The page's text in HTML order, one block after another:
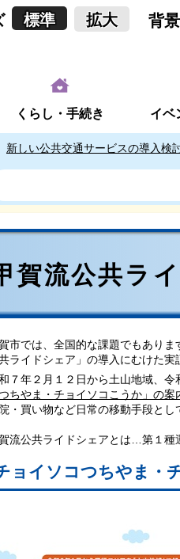
標準 拡大 背
くらし・手続き イベ
新しい公共交通サービスの導入検
賀流公共ラ
市では、全国的な課題でもありま
共ライドシェア」の導入にむけた実
７年２月１２日から土山地域、令
ちやま・チョイソコこうか」の案
・買い物など日常の移動手段とし
流公共ライドシェアとは…第１種
ョイソコつちやま・